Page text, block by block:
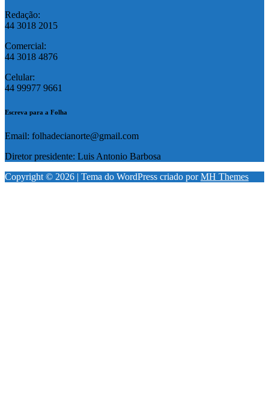
Redação:
44 3018 2015
Comercial:
44 3018 4876
Celular:
44 99977 9661
Escreva para a Folha
Email: folhadecianorte@gmail.com
Diretor presidente: Luis Antonio Barbosa
Copyright © 2026 | Tema do WordPress criado porMH Themes